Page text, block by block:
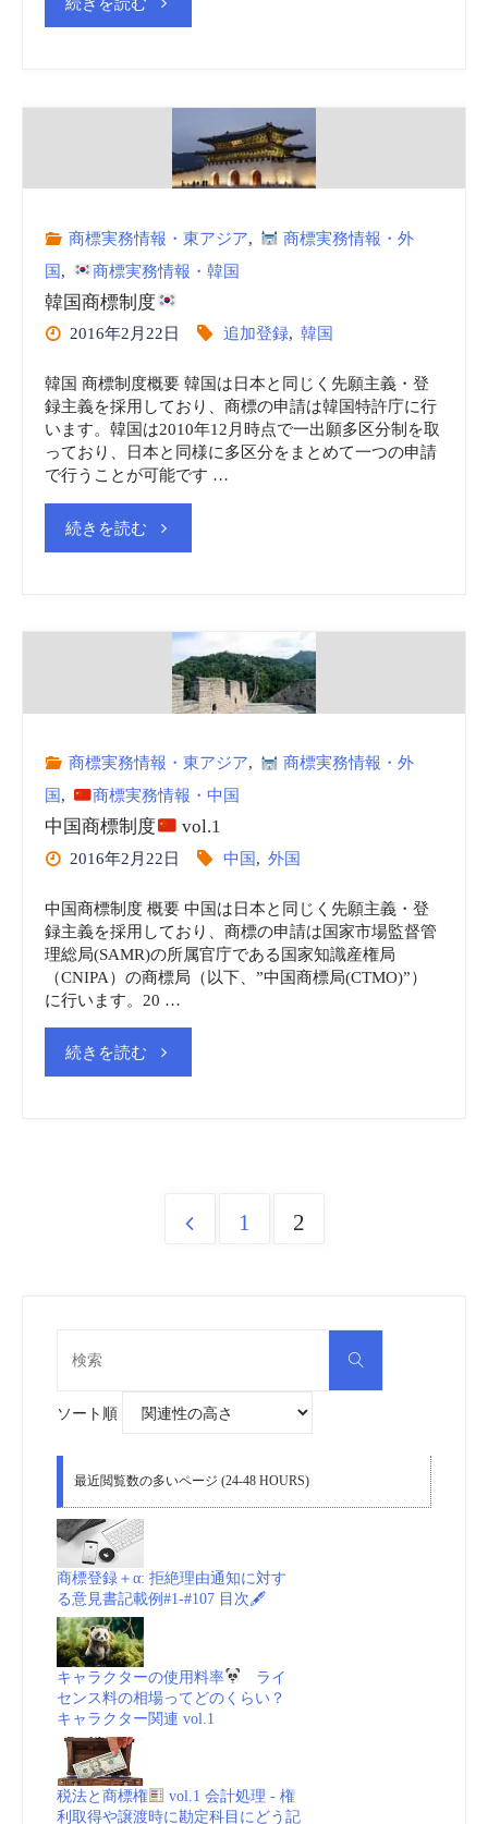
度
vol.1"
商標実務情報・東アジア,
商標実務情報・外
国, 商標実務情報・韓国
韓国商標制度
2016年2月22日 追加登録, 韓国
韓国 商標制度概要 韓国は日本と同じく先願主義・登
録主義を採用しており、商標の申請は韓国特許庁に行
います。韓国は2010年12月時点で一出願多区分制を取
っており、日本と同様に多区分をまとめて一つの申請
で行うことが可能です …
続きを読む"韓
度
"
商標実務情報・東アジア,
商標実務情報・外
国, 商標実務情報・中国
中国商標制度 vol.1
2016年2月22日 中国, 外国
中国商標制度 概要 中国は日本と同じく先願主義・登
録主義を採用しており、商標の申請は国家市場監督管
理総局(SAMR)の所属官庁である国家知識産権局
（CNIPA）の商標局（以下、”中国商標局(CTMO)”）
に行います。20 …
続きを読む"中
Posts
1 2
検
ソート順
最近閲覧数の多いページ (24-48 HOURS)
商標登録＋α: 拒絶理由通知に対す
る意見書記載例#1-#107 目次🖋
キャラクターの使用料率
ライ
センス料の相場ってどのくらい？
キャラクター関連 vol.1
税法と商標権
vol.1 会計処理 - 権
利取得や譲渡時に勘定科目にどう記